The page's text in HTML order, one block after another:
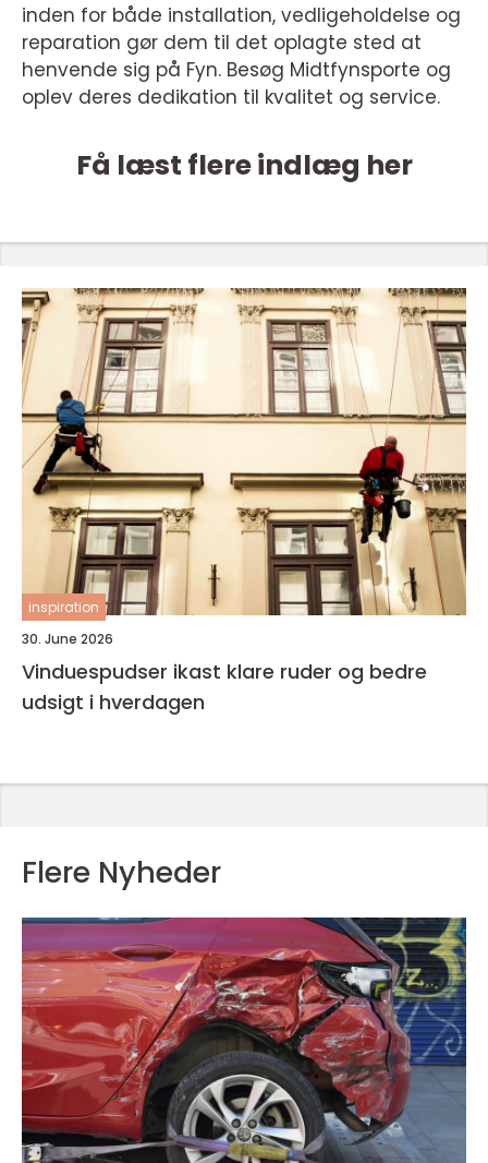
inden for både installation, vedligeholdelse og
reparation gør dem til det oplagte sted at
henvende sig på Fyn. Besøg Midtfynsporte og
oplev deres dedikation til kvalitet og service.
Få læst flere indlæg her
inspiration
30. June 2026
Vinduespudser ikast klare ruder og bedre
udsigt i hverdagen
Flere Nyheder